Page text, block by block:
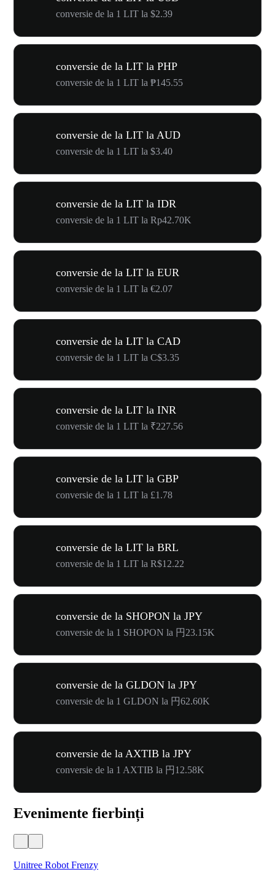
conversie de la 1 LIT la $2.39
conversie de la LIT la PHP
conversie de la 1 LIT la ₱145.55
conversie de la LIT la AUD
conversie de la 1 LIT la $3.40
conversie de la LIT la IDR
conversie de la 1 LIT la Rp42.70K
conversie de la LIT la EUR
conversie de la 1 LIT la €2.07
conversie de la LIT la CAD
conversie de la 1 LIT la C$3.35
conversie de la LIT la INR
conversie de la 1 LIT la ₹227.56
conversie de la LIT la GBP
conversie de la 1 LIT la £1.78
conversie de la LIT la BRL
conversie de la 1 LIT la R$12.22
conversie de la SHOPON la JPY
conversie de la 1 SHOPON la 円23.15K
conversie de la GLDON la JPY
conversie de la 1 GLDON la 円62.60K
conversie de la AXTIB la JPY
conversie de la 1 AXTIB la 円12.58K
Evenimente fierbinți
Unitree Robot Frenzy